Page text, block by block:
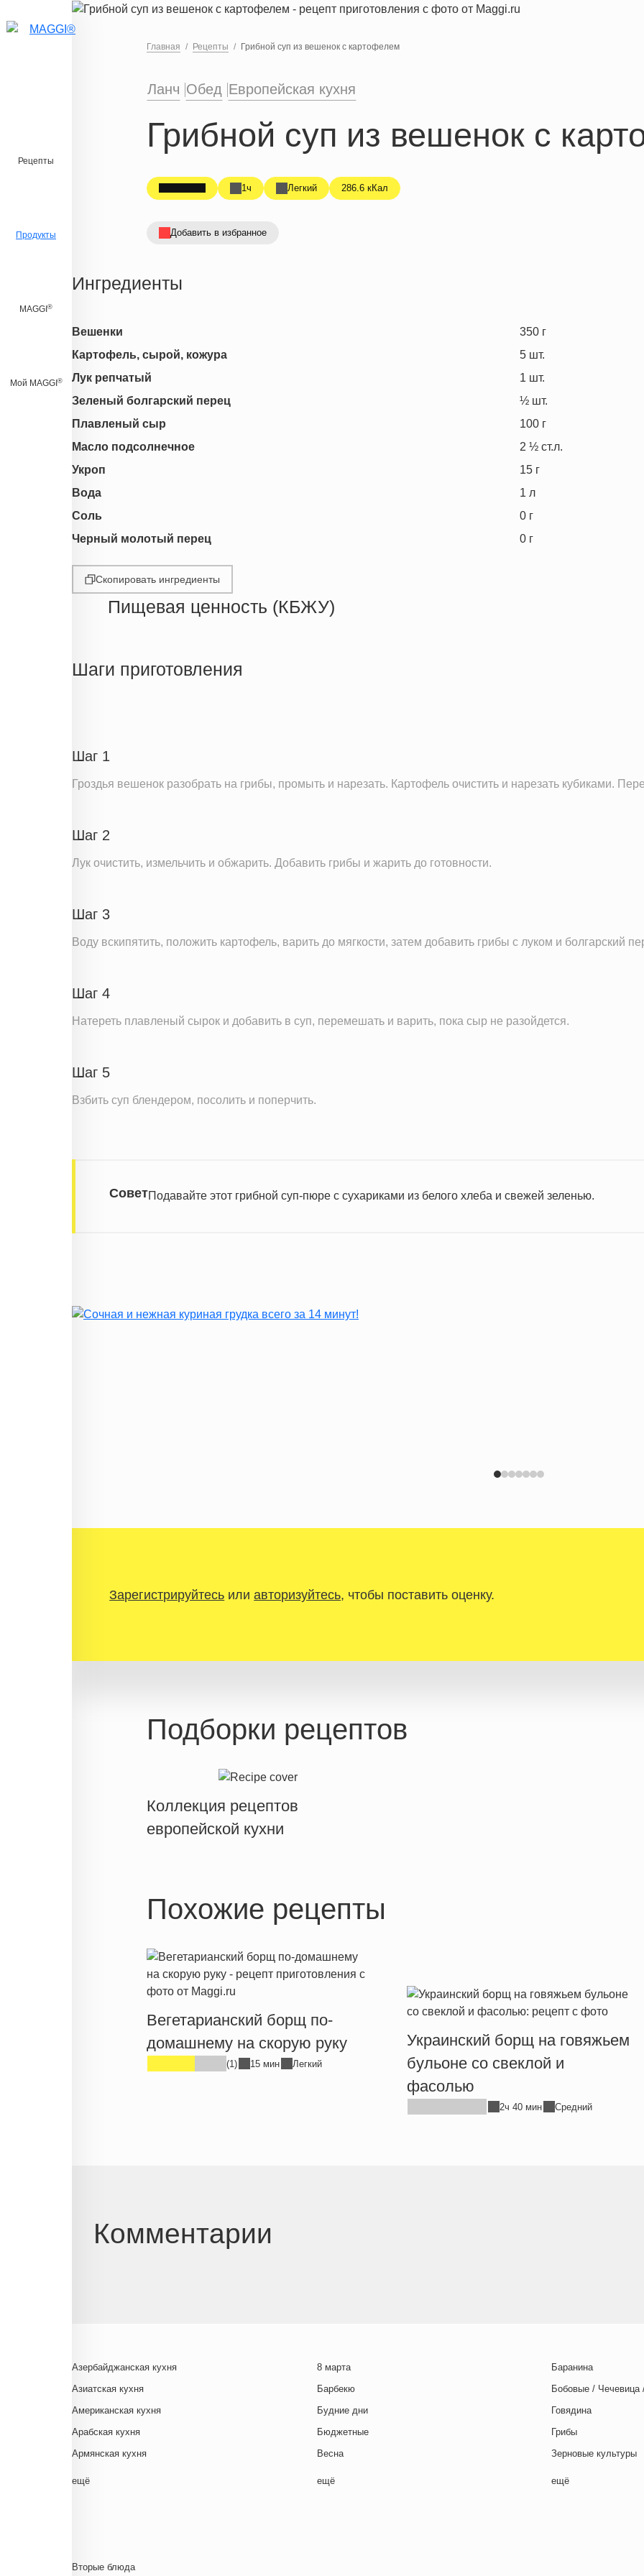
Перейти к основному содержанию
Рецепты
Продукты
MAGGI ®
Мой MAGGI ®
Главная Рецепты Грибной суп из вешенок с картофелем
Ланч Обед Европейская кухня
Грибной суп из вешенок с
1ч Легкий 286.6 кКал
Добавить в избранное
Ингредиенты
Вешенки 350 г
Картофель, сырой, кожура
5 шт.
Лук репчатый
1 шт.
Зеленый болгарский перец
½ шт.
Плавленый сыр
100 г
Масло подсолнечное
2 ½ ст.л.
Укроп
15 г
Вода
1 л
Соль
0 г
Черный молотый перец
0 г
Скопировать ингредиенты
Пищевая ценность (КБЖУ)
Белки
Натрий
448.0 мг
Железо
Калий
Информация для одной порции
Шаги приготовления
Шаг 1
Гроздья вешенок разобрать на грибы, промыть и нарезать. Картофель очистить и нарезать кубиками.
Шаг 2
Лук очистить, измельчить и обжарить. Добавить грибы и жарить до готовности.
Шаг 3
Воду вскипятить, положить картофель, варить до мягкости, затем добавить грибы с луком и болгарский
Шаг 4
Натереть плавленый сырок и добавить в суп, перемешать и варить, пока сыр не разойдется.
Шаг 5
Взбить суп блендером, посолить и поперчить.
СоветПодавайте этот грибной суп-пюре с сухариками из белого хлеба и свежей зеленью.
Зарегистрируйтесьили авторизуйтесь, чтобы поставить оценку.
Подборки рецептов
Коллекция рецептов
европейской кухни
Похожие рецепты
Вегетарианский борщ по-
домашнему на скорую руку
(1) 15 мин Легкий
Украинский борщ на говяжьем
бульоне со свеклой и
фасолью
2ч 40 мин Средний
Комментарии
Азербайджанская кухня
Азиатская кухня
Американская кухня
Арабская кухня
Армянская кухня
Белорусская
Венгерская кухня
ещё
8 марта
Барбекю
Будние дни
Бюджетные
Весна
Выходные дни
ещё
Баранина
Бобовые /
Говядина
Грибы
Зерновые культуры
Картофель
ещё
Вторые блюда